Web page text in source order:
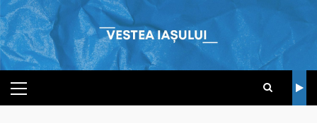
Skip
to
content
PRIMARY
MENU